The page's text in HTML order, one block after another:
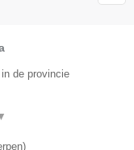
de provincie
)